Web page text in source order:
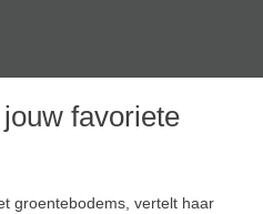
favoriete
groentebodems, vertelt haar